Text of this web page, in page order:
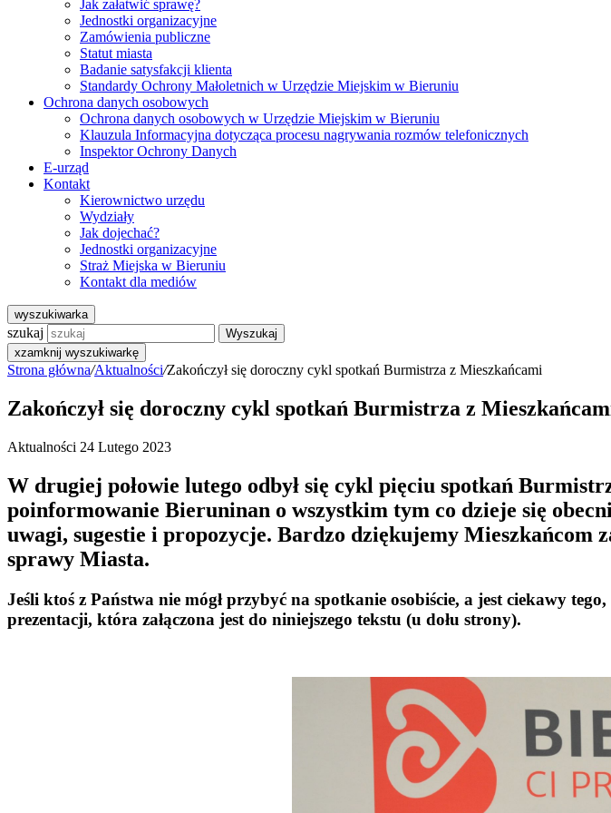
Jak załatwić sprawę?
Jednostki organizacyjne
Zamówienia publiczne
Statut miasta
Badanie satysfakcji klienta
Standardy Ochrony Małoletnich w Urzędzie Miejskim w Bieruniu
Ochrona danych osobowych
Ochrona danych osobowych w Urzędzie Miejskim w Bieruniu
Klauzula Informacyjna dotycząca procesu nagrywania rozmów telefonicznych
Inspektor Ochrony Danych
E-urząd
Kontakt
Kierownictwo urzędu
Wydziały
Jak dojechać?
Jednostki organizacyjne
Straż Miejska w Bieruniu
Kontakt dla mediów
wyszukiwarka
szukaj
Wyszukaj
xzamknij wyszukiwarkę
Strona główna/Aktualności/Zakończył się doroczny cykl spotkań Burmistrza z Mieszkańcami
Zakończył się doroczny cykl spotkań Burmistrza z
Aktualności 24 Lutego 2023
W drugiej połowie lutego odbył się cykl pięciu spotkań
poinformowanie Bieruninan o wszystkim tym co dzieje się
uwagi, sugestie i propozycje. Bardzo dziękujemy Mieszkańcom
sprawy Miasta.
Jeśli ktoś z Państwa nie mógł przybyć na spotkanie osobiście, a jest ciekawy
prezentacji, która załączona jest do niniejszego tekstu (u dołu strony).